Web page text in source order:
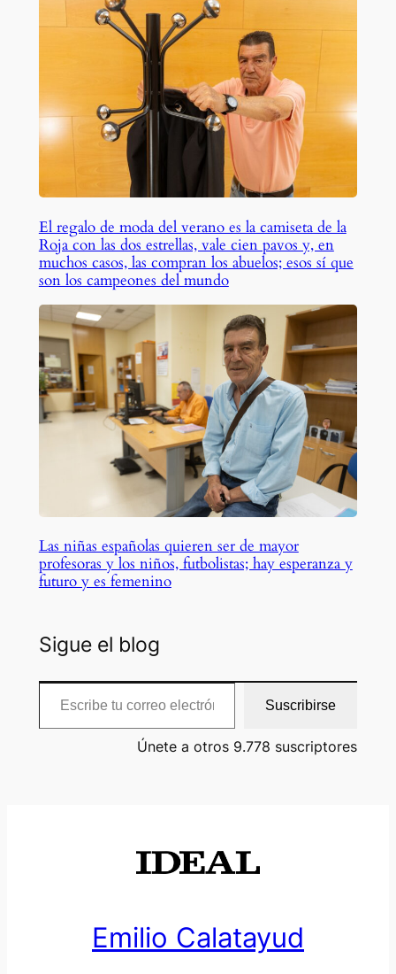
El regalo de moda del verano es la camiseta de la
Roja con las dos estrellas, vale cien pavos y, en
muchos casos, las compran los abuelos; esos sí que
son los campeones del mundo
Las niñas españolas quieren ser de mayor
profesoras y los niños, futbolistas; hay esperanza y
futuro y es femenino
Sigue el blog
Escribe tu correo electrónico…
Suscribirse
Únete a otros 9.778 suscriptores
Emilio Calatayud